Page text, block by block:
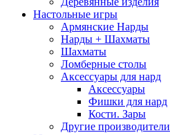
Настольные игры
Армянские Нарды
Нарды + Шахматы
Шахматы
Ломберные столы
Аксессуары для нард
Аксессуары
Фишки для нард
Кости. Зары
Другие производители